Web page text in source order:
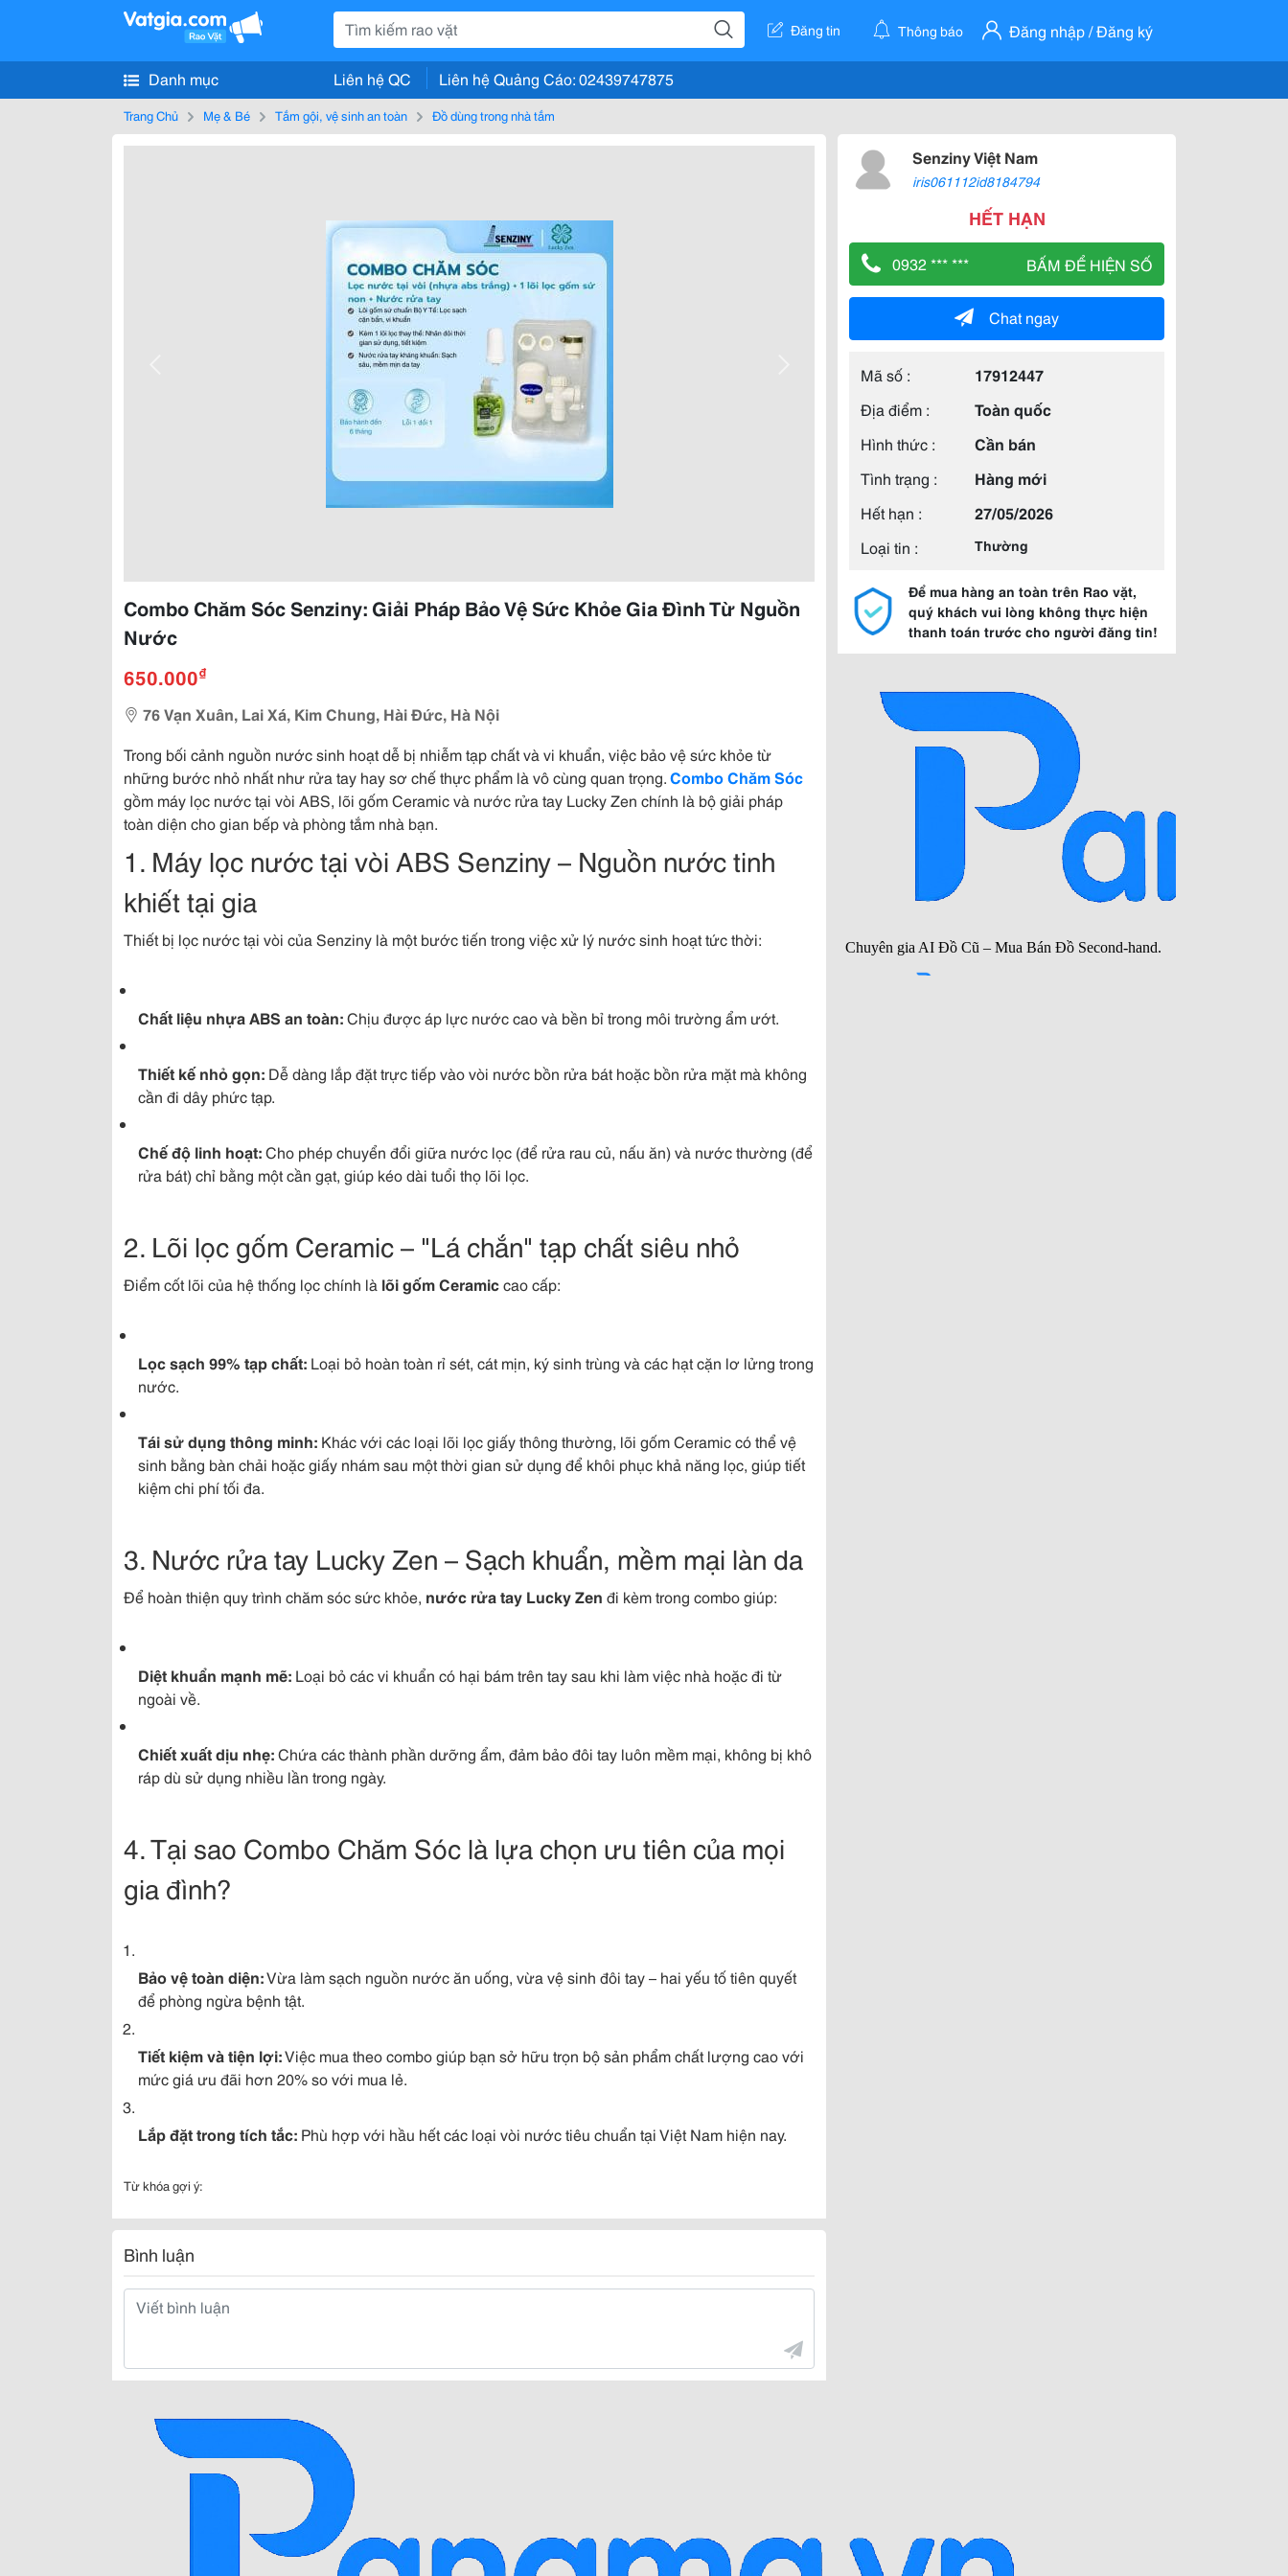
Đăng tin Thông báo Đăng nhập / Đăng ký
Danh mục Liên hệ QC Liên hệ Quảng Cáo: 02439747875
Trang Chủ Mẹ & Bé Tắm gội, vệ sinh an toàn Đồ dùng trong nhà tắm
Combo Chăm Sóc Senziny: Giải Pháp Bảo Vệ Sức Khỏe Gia Đình Từ Nguồn
Nước
650.000₫
76 Vạn Xuân, Lai Xá, Kim Chung, Hài Đức, Hà Nội
Trong bối cảnh nguồn nước sinh hoạt dễ bị nhiễm tạp chất và vi khuẩn, việc bảo vệ sức khỏe từ
những bước nhỏ nhất như rửa tay hay sơ chế thực phẩm là vô cùng quan trọng.Combo Chăm Sóc
gồm máy lọc nước tại vòi ABS, lõi gốm Ceramic và nước rửa tay Lucky Zen chính là bộ giải pháp
toàn diện cho gian bếp và phòng tắm nhà bạn.
1. Máy lọc nước tại vòi ABS Senziny – Nguồn nước tinh
khiết tại gia
Thiết bị lọc nước tại vòi của Senziny là một bước tiến trong việc xử lý nước sinh hoạt tức thời:
Chất liệu nhựa ABS an toàn:Chịu được áp lực nước cao và bền bỉ trong môi trường ẩm ướt.
Thiết kế nhỏ gọn: Dễ dàng lắp đặt trực tiếp vào vòi nước bồn rửa bát hoặc bồn rửa mặt mà không
cần đi dây phức tạp.
Chế độ linh hoạt:Cho phép chuyển đổi giữa nước lọc (để rửa rau củ, nấu ăn) và nước thường (để
rửa bát) chỉ bằng một cần gạt, giúp kéo dài tuổi thọ lõi lọc.
2. Lõi lọc gốm Ceramic – "Lá chắn" tạp chất siêu nhỏ
Điểm cốt lõi của hệ thống lọc chính là lõi gốm Ceramiccao cấp:
Lọc sạch 99% tạp chất: Loại bỏ hoàn toàn rỉ sét, cát mịn, ký sinh trùng và các hạt cặn lơ lửng trong
nước.
Tái sử dụng thông minh: Khác với các loại lõi lọc giấy thông thường, lõi gốm Ceramic có thể vệ
sinh bằng bàn chải hoặc giấy nhám sau một thời gian sử dụng để khôi phục khả năng lọc, giúp tiết
kiệm chi phí tối đa.
3. Nước rửa tay Lucky Zen – Sạch khuẩn, mềm mại làn da
Để hoàn thiện quy trình chăm sóc sức khỏe, nước rửa tay Lucky Zen đi kèm trong combo giúp:
Diệt khuẩn mạnh mẽ: Loại bỏ các vi khuẩn có hại bám trên tay sau khi làm việc nhà hoặc đi từ
ngoài về.
Chiết xuất dịu nhẹ:Chứa các thành phần dưỡng ẩm, đảm bảo đôi tay luôn mềm mại, không bị khô
ráp dù sử dụng nhiều lần trong ngày.
4. Tại sao Combo Chăm Sóc là lựa chọn ưu tiên của mọi
gia đình?
Bảo vệ toàn diện:Vừa làm sạch nguồn nước ăn uống, vừa vệ sinh đôi tay – hai yếu tố tiên quyết
để phòng ngừa bệnh tật.
Tiết kiệm và tiện lợi:Việc mua theo combo giúp bạn sở hữu trọn bộ sản phẩm chất lượng cao với
mức giá ưu đãi hơn 20% so với mua lẻ.
Lắp đặt trong tích tắc: Phù hợp với hầu hết các loại vòi nước tiêu chuẩn tại Việt Nam hiện nay.
Từ khóa gợi ý:
Bình luận
Senziny Việt Nam
iris061112id8184794
HẾT HẠN
0932 *** *** BẤM ĐỂ HIỆN SỐ
Chat ngay
Mã số :
17912447
Địa điểm :
Toàn quốc
Hình thức :
Cần bán
Tình trạng :
Hàng mới
Hết hạn :
27/05/2026
Loại tin :
Thường
Để mua hàng an toàn trên Rao vặt,
quý khách vui lòng không thực hiện
thanh toán trước cho người đăng tin!